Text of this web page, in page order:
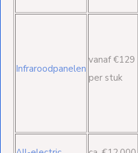
Infraroodpanelen
vanaf €129
per stuk